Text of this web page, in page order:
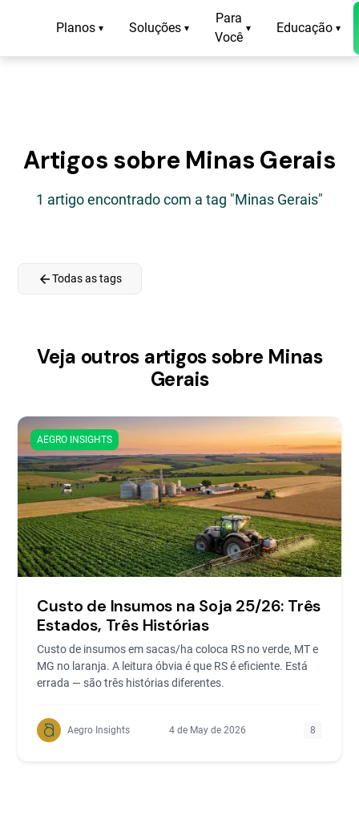
Planos ▾ Soluções ▾
Para
Você
▾ Educação ▾
Artigos sobre Minas Gerais
1 artigo encontrado com a tag "Minas Gerais"
arrow_backTodas as tags
Veja outros artigos sobre Minas
Gerais
AEGRO INSIGHTS
Custo de Insumos na Soja 25/26: Três
Estados, Três Histórias
Custo de insumos em sacas/ha coloca RS no verde, MT e
MG no laranja. A leitura óbvia é que RS é eficiente. Está
errada — são três histórias diferentes.
Aegro Insights 4 de May de 2026 8